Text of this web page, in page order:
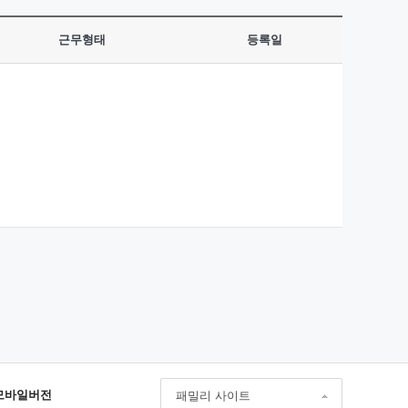
근무형태 등록일
바일버전 패밀리 사이트